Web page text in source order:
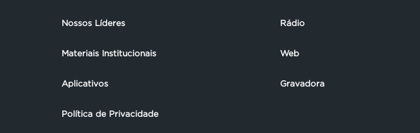
Nossos Líderes
Materiais Institucionais
Aplicativos
Política de Privacidade
Rádio
Web
Gravadora